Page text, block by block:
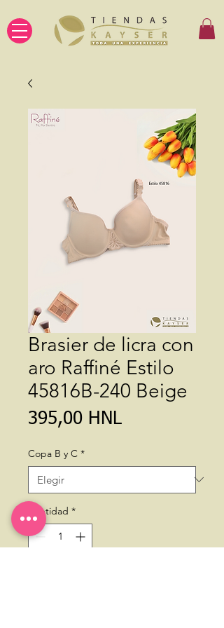
Brasier de licra con
aro Raffiné Estilo
45816B-240 Beige
395,00 HNLPrecio
Copa B y C *
Cantidad *